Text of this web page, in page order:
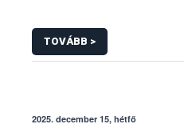
TOVÁBB >
2025. december 15, hétfő